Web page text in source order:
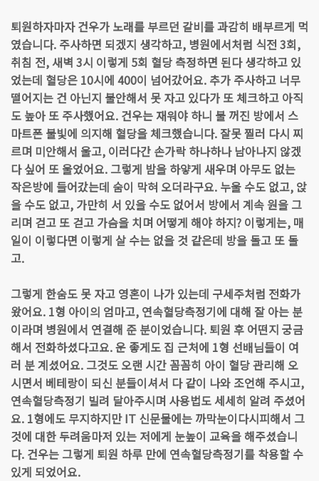
퇴원하자마자 건우가 노래를 부르던 갈비를 과감히 배부르게 먹
였습니다. 주사하면 되겠지 생각하고, 병원에서처럼 식전 3회,
취침 전, 새벽 3시 이렇게 5회 혈당 측정하면 된다 생각하고 있
었는데 혈당은 10시에 400이 넘어갔어요. 추가 주사하고 너무
떨어지는 건 아닌지 불안해서 못 자고 있다가 또 체크하고 아직
도 높아 또 주사했어요. 건우는 재워야 하니 불 꺼진 방에서 스
마트폰 불빛에 의지해 혈당을 체크했습니다. 잘못 찔러 다시 찌
르며 미안해서 울고, 이러다간 손가락 하나하나 남아나지 않겠
다 싶어 또 울었어요. 그렇게 밤을 하얗게 새우며 아무도 없는
작은방에 들어갔는데 숨이 막혀 오더라구요. 누울 수도 없고, 앉
을 수도 없고, 가만히 서 있을 수도 없어서 방에서 계속 원을 그
리며 걷고 또 걷고 가슴을 치며 어떻게 해야 하지? 이렇게는, 매
일이 이렇다면 이렇게 살 수는 없을 것 같은데 방을 돌고 또 돌
고.
그렇게 한숨도 못 자고 영혼이 나가 있는데 구세주처럼 전화가
왔어요. 1형 아이의 엄마고, 연속혈당측정기에 대해 잘 아는 분
이라며 병원에서 연결해 준 분이었습니다. 퇴원 후 어떤지 궁금
해서 전화하셨다고요. 운 좋게도 집 근처에 1형 선배님들이 여
러 분 계셨어요. 그것도 오랜 시간 꼼꼼히 아이 혈당 관리해 오
시면서 베테랑이 되신 분들이셔서 다 같이 나와 조언해 주시고,
연속혈당측정기 빌려 달아주시며 사용법도 세세히 알려 주셨어
요. 1형에도 무지하지만 IT 신문물에는 까막눈이다시피해서 그
것에 대한 두려움마저 있는 저에게 눈높이 교육을 해주셨습니
다. 건우는 그렇게 퇴원 하루 만에 연속혈당측정기를 착용할 수
있게 되었어요.